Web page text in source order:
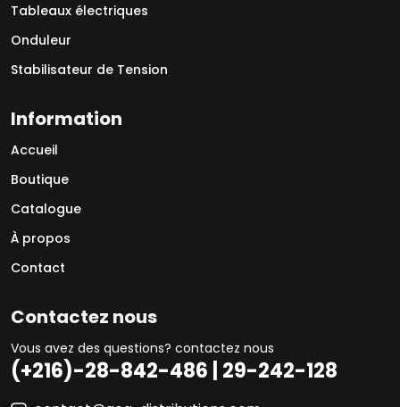
Tableaux électriques
Onduleur
Stabilisateur de Tension
Information
Accueil
Boutique
Catalogue
À propos
Contact
Contactez nous
Vous avez des questions? contactez nous
(+216)-28-842-486 | 29-242-128